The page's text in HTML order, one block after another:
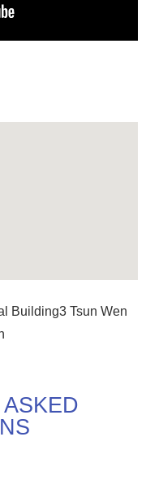
Building3 Tsun Wen